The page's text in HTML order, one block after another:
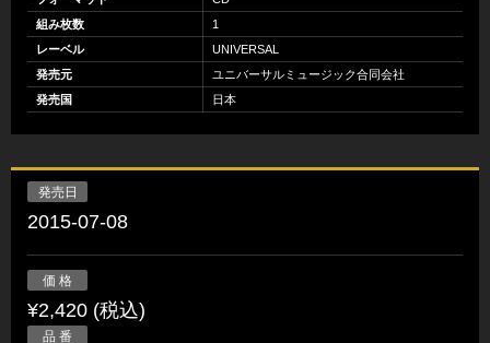
組み枚数
1
レーベル
UNIVERSAL
発売元
ユニバーサルミュージック合同会社
発売国
日本
発売日
2015-07-08
価 格
¥2,420 (税込)
品 番